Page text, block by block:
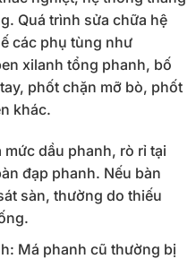
Quá trình sửa chữa hệ
các phụ tùng như
xilanh tổng phanh, bố
phốt chặn mỡ bò, phốt
khác.
mức dầu phanh, rò rỉ tại
đạp phanh. Nếu bàn
sàn, thường do thiếu
Má phanh cũ thường bị